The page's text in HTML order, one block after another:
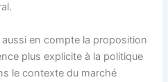
en compte la proposition
plus explicite à la politique
le contexte du marché